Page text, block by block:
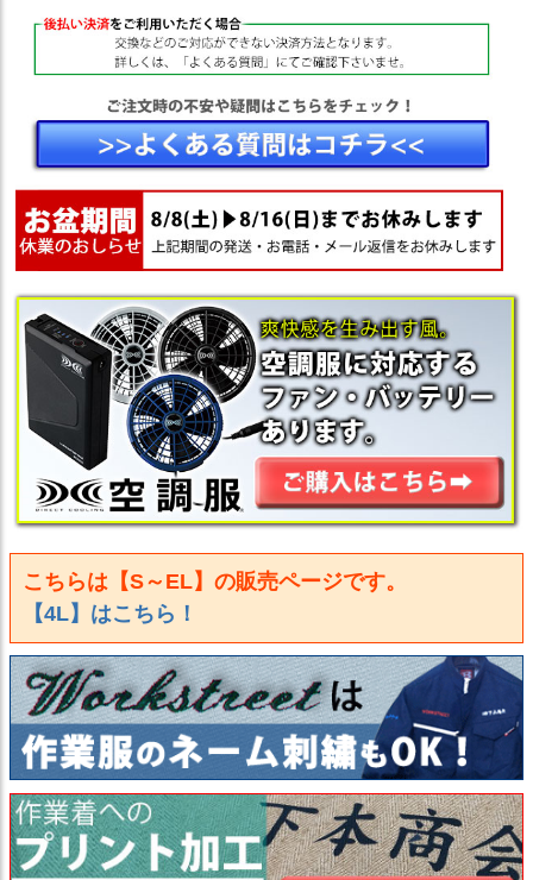
こちらは【S～EL】の販売ページです。
【4L】はこちら！